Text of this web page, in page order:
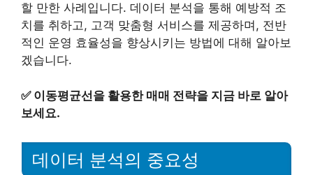
할 만한 사례입니다. 데이터 분석을 통해 예방적 조
치를 취하고, 고객 맞춤형 서비스를 제공하며, 전반
적인 운영 효율성을 향상시키는 방법에 대해 알아보
겠습니다.
✅ 이동평균선을 활용한 매매 전략을 지금 바로 알아
보세요.
데이터 분석의 중요성